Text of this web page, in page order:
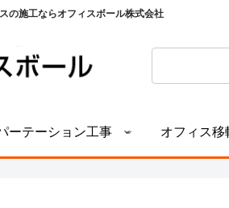
の施工ならオフィスボール株式会社
ーテーション工事 オフィス移